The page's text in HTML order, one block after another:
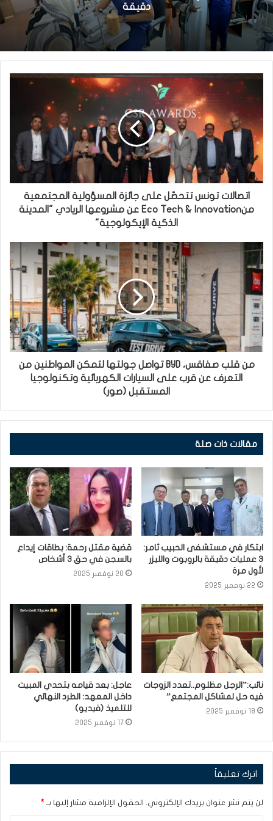
دقيقة
اتصالات تونس تتحصّل على جائزة المسؤولية المجتمعية
منEco Tech & Innovation عن مشروعها الريادي "المدينة
الذكية الإيكولوجية"
من قلب صفاقس، BYD تواصل جولتها لتمكن المواطنين من
التعرف عن قرب على السيارات الكهربائية وتكنولوجيا
المستقبل (صور)
مقالات ذات صلة
ابتكار في مستشفى الحبيب ثامر:
3 عمليات دقيقة بالروبوت والليزر
لأول مرة
22 نوفمبر 2025
قضية مقتل رحمة: بطاقات إيداع
بالسجن في حق 3 أشخاص
20 نوفمبر 2025
نائب:”الرجل مظلوم..تعدد الزوجات
فيه حل لمشاكل المجتمع”
18 نوفمبر 2025
عاجل: بعد قيامه بتحدي المبيت
داخل المعهد: الطرد النهائي
للتلميذ (فيديو)
17 نوفمبر 2025
اترك تعليقاً
لن يتم نشر عنوان بريدك الإلكتروني. الحقول الإلزامية مشار إليها بـ *